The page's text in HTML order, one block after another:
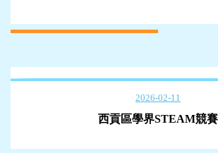
2026-02-11
西貢區學界STEAM競賽